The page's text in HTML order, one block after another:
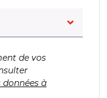
de vos
à